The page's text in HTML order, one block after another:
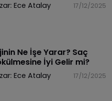
Ece Atalay 17/12/2025
Ne İşe Yarar? Saç
İyi Gelir mi?
Ece Atalay 17/12/2025